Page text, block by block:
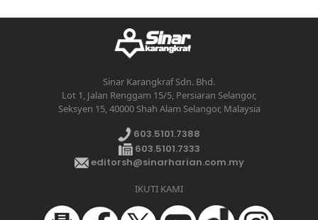
Sinar Karangkraf Sdn. Bhd.
Lot 1, Jalan Renggam 15/5, Persiaran Selangor,
Seksyen 15, 40000 Shah Alam Selangor, Malaysia
603.5101.7388
603.5101.7333
editorsh@sinarharian.com.my
IKUTI KAMI